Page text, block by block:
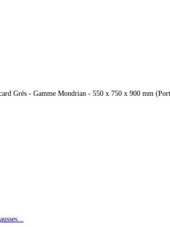
Grés - Gamme Mondrian - 550 x 750 x 900 mm